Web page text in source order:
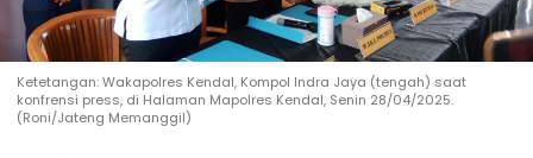
Ketetangan: Wakapolres Kendal, Kompol Indra Jaya (tengah) saat
konfrensi press, di Halaman Mapolres Kendal, Senin 28/04/2025.
(Roni/Jateng Memanggil)